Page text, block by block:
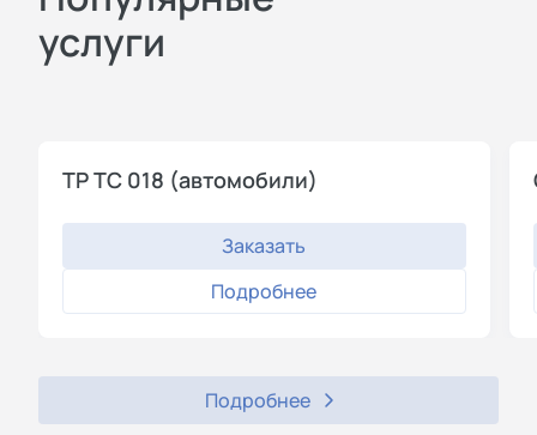
услуги
ТР ТС 018 (автомобили)
Заказать
Подробнее
Подробнее